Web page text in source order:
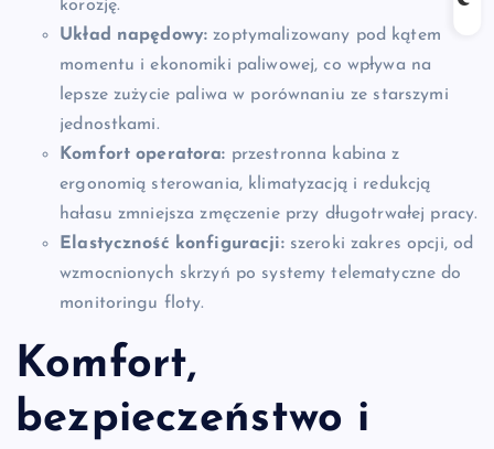
korozję.
Układ napędowy: zoptymalizowany pod kątem
momentu i ekonomiki paliwowej, co wpływa na
lepsze zużycie paliwa w porównaniu ze starszymi
jednostkami.
Komfort operatora: przestronna kabina z
ergonomią sterowania, klimatyzacją i redukcją
hałasu zmniejsza zmęczenie przy długotrwałej pracy.
Elastyczność konfiguracji:szeroki zakres opcji, od
wzmocnionych skrzyń po systemy telematyczne do
monitoringu floty.
Komfort,
bezpieczeństwo i